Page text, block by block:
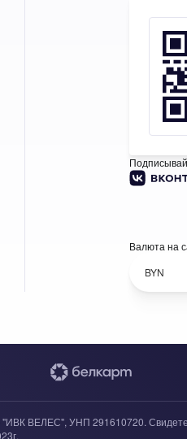
Валюта на
BYN
ВЕЛЕС", УНП 291610720.